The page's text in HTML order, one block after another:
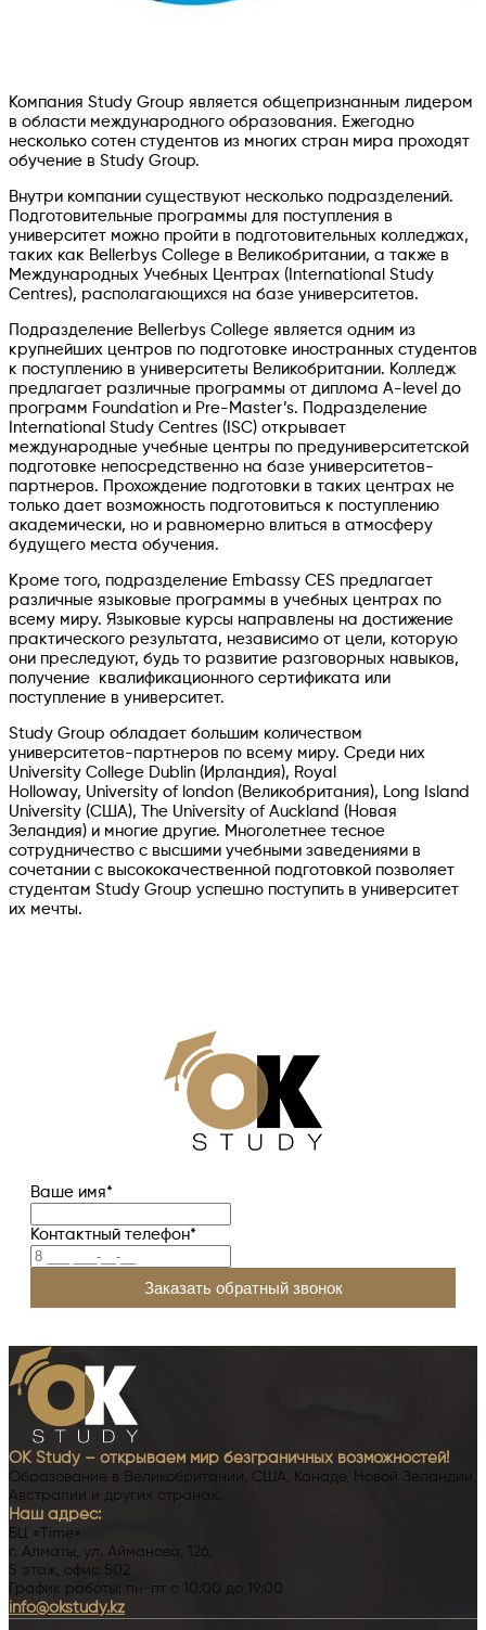
Компания Study Group является общепризнанным лидером
в области международного образования. Ежегодно
несколько сотен студентов из многих стран мира проходят
обучение в Study Group.
Внутри компании существуют несколько подразделений.
Подготовительные программы для поступления в
университет можно пройти в подготовительных колледжах,
таких как Bellerbys College в Великобритании, а также в
Международных Учебных Центрах (International Study
Centres), располагающихся на базе университетов.
Подразделение Bellerbys College является одним из
крупнейших центров по подготовке иностранных студентов
к поступлению в университеты Великобритании. Колледж
предлагает различные программы от диплома A-level до
программ Foundation и Pre-Master’s. Подразделение
International Study Centres (ISC) открывает
международные учебные центры по предуниверситетской
подготовке непосредственно на базе университетов-
партнеров. Прохождение подготовки в таких центрах не
только дает возможность подготовиться к поступлению
академически, но и равномерно влиться в атмосферу
будущего места обучения.
Кроме того, подразделение Embassy CES предлагает
различные языковые программы в учебных центрах по
всему миру. Языковые курсы направлены на достижение
практического результата, независимо от цели, которую
они преследуют, будь то развитие разговорных навыков,
получение квалификационного сертификата или
поступление в университет.
Study Group обладает большим количеством
университетов-партнеров по всему миру. Среди них
University College Dublin (Ирландия), Royal
Holloway, University of london (Великобритания), Long Island
University (США), The University of Auckland (Новая
Зеландия) и многие другие. Многолетнее тесное
сотрудничество с высшими учебными заведениями в
сочетании с высококачественной подготовкой позволяет
студентам Study Group успешно поступить в университет
их мечты.
Ваше имя*
Контактный телефон*
OK Study – открываем мир безграничных возможностей!
Образование в Великобритании, США, Канаде, Новой Зеландии,
Австралии и других странах.
Наш адрес:
БЦ «Time»
г. Алматы, ул. Айманова, 126,
5 этаж, офис 502
График работы: пн-пт с 10:00 до 19:00
info@okstudy.kz